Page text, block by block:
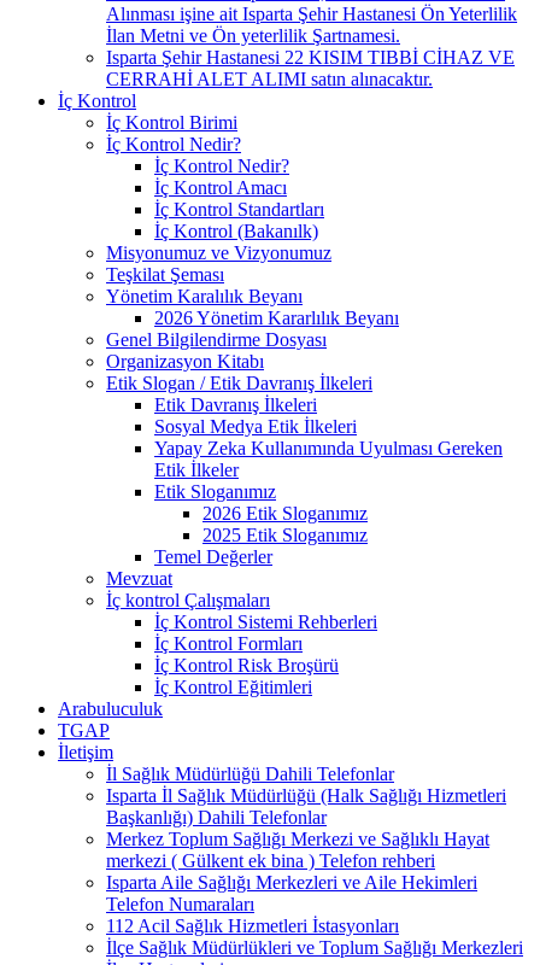
Alınması işine ait Isparta Şehir Hastanesi Ön Yeterlilik
İlan Metni ve Ön yeterlilik Şartnamesi.
Isparta Şehir Hastanesi 22 KISIM TIBBİ CİHAZ VE
CERRAHİ ALET ALIMI satın alınacaktır.
İç Kontrol
İç Kontrol Birimi
İç Kontrol Nedir?
İç Kontrol Nedir?
İç Kontrol Amacı
İç Kontrol Standartları
İç Kontrol (Bakanılk)
Misyonumuz ve Vizyonumuz
Teşkilat Şeması
Yönetim Karalılık Beyanı
2026 Yönetim Kararlılık Beyanı
Genel Bilgilendirme Dosyası
Organizasyon Kitabı
Etik Slogan / Etik Davranış İlkeleri
Etik Davranış İlkeleri
Sosyal Medya Etik İlkeleri
Yapay Zeka Kullanımında Uyulması Gereken
Etik İlkeler
Etik Sloganımız
2026 Etik Sloganımız
2025 Etik Sloganımız
Temel Değerler
Mevzuat
İç kontrol Çalışmaları
İç Kontrol Sistemi Rehberleri
İç Kontrol Formları
İç Kontrol Risk Broşürü
İç Kontrol Eğitimleri
Arabuluculuk
TGAP
İletişim
İl Sağlık Müdürlüğü Dahili Telefonlar
Isparta İl Sağlık Müdürlüğü (Halk Sağlığı Hizmetleri
Başkanlığı) Dahili Telefonlar
Merkez Toplum Sağlığı Merkezi ve Sağlıklı Hayat
merkezi ( Gülkent ek bina ) Telefon rehberi
Isparta Aile Sağlığı Merkezleri ve Aile Hekimleri
Telefon Numaraları
112 Acil Sağlık Hizmetleri İstasyonları
İlçe Sağlık Müdürlükleri ve Toplum Sağlığı Merkezleri